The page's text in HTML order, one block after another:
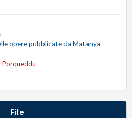
opere pubblicate da Matanya
Porqueddu
File